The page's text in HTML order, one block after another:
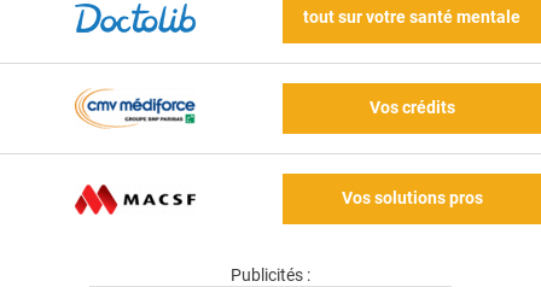
tout sur votre santé mentale
Vos crédits
Vos solutions pros
Publicités :